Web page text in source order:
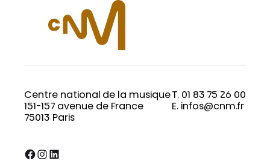
Centre national de la musique
151-157 avenue de France
75013 Paris
T. 01 83 75 26 00
E. infos@cnm.fr
Facebook InstagramLinkedIn